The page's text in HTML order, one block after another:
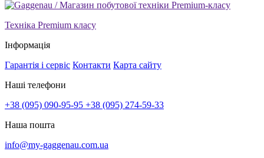
Техніка Premium класу
Інформація
Гарантія і сервіс Контакти Карта сайту
Наші телефони
+38 (095) 090-95-95 +38 (095) 274-59-33
Наша пошта
info@my-gaggenau.com.ua